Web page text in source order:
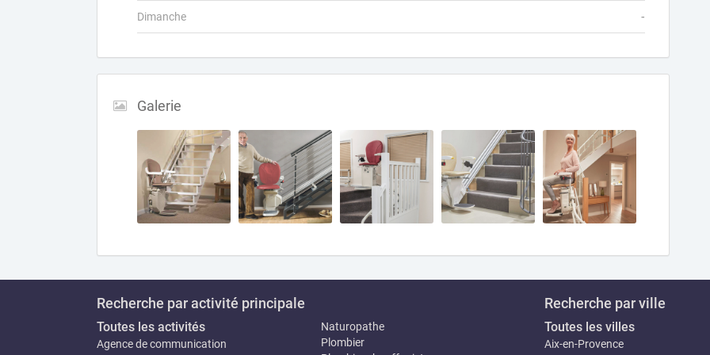
Dimanche -
Galerie
Recherche par activité principale
Toutes les activités
Agence de communication
Naturopathe
Plombier
Recherche par ville
Toutes les villes
Aix-en-Provence